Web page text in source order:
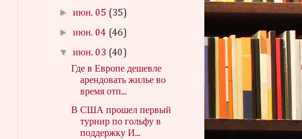
►июн. 05 (35)
►июн. 04 (46)
▼июн. 03 (40)
Где в Европе дешевле
арендовать жилье во
время отп...
В США прошел первый
турнир по гольфу в
поддержку И...